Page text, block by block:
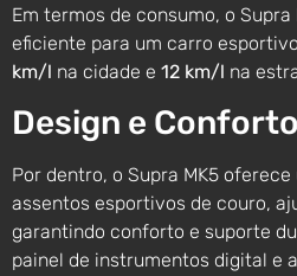
Em termos de consumo, o
eficiente para um carro
km/l na cidade e 12 km/l na
Design e Conforto
Por dentro, o Supra MK5
assentos esportivos de couro,
garantindo conforto e suporte
painel de instrumentos digital e